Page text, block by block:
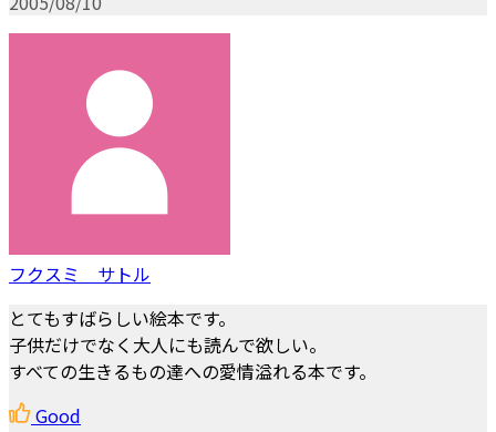
フクスミ サトル
とてもすばらしい絵本です。
子供だけでなく大人にも読んで欲しい。
すべての生きるもの達への愛情溢れる本です。
Good